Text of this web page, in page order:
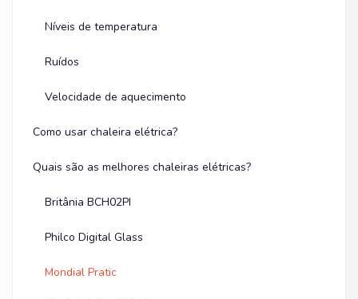
Níveis de temperatura
Ruídos
Velocidade de aquecimento
Como usar chaleira elétrica?
Quais são as melhores chaleiras elétricas?
Britânia BCH02PI
Philco Digital Glass
Mondial Pratic